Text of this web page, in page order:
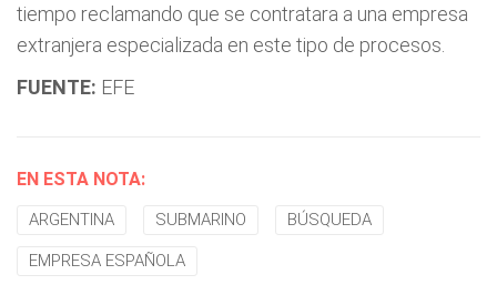
tiempo reclamando que se contratara a una empresa
extranjera especializada en este tipo de procesos.
FUENTE: EFE
EN ESTA NOTA:
ARGENTINA SUBMARINO BÚSQUEDA
EMPRESA ESPAÑOLA